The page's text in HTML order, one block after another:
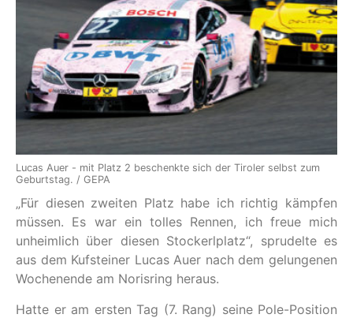
Lucas Auer - mit Platz 2 beschenkte sich der Tiroler selbst zum
Geburtstag. / GEPA
„Für diesen zweiten Platz habe ich richtig kämpfen
müssen. Es war ein tolles Rennen, ich freue mich
unheimlich über diesen Stockerlplatz“, sprudelte es
aus dem Kufsteiner Lucas Auer nach dem gelungenen
Wochenende am Norisring heraus.
Hatte er am ersten Tag (7. Rang) seine Pole-Position